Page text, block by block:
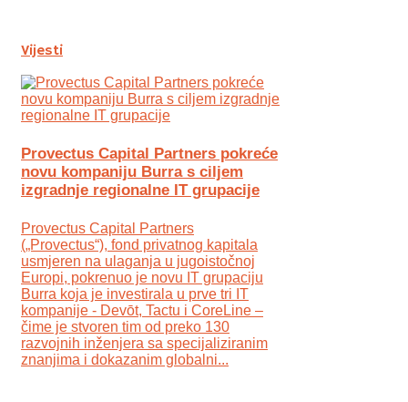
Vijesti
Provectus Capital Partners pokreće
novu kompaniju Burra s ciljem
izgradnje regionalne IT grupacije
Provectus Capital Partners
(„Provectus“), fond privatnog kapitala
usmjeren na ulaganja u jugoistočnoj
Europi, pokrenuo je novu IT grupaciju
Burra koja je investirala u prve tri IT
kompanije - Devōt, Tactu i CoreLine –
čime je stvoren tim od preko 130
razvojnih inženjera sa specijaliziranim
znanjima i dokazanim globalni...